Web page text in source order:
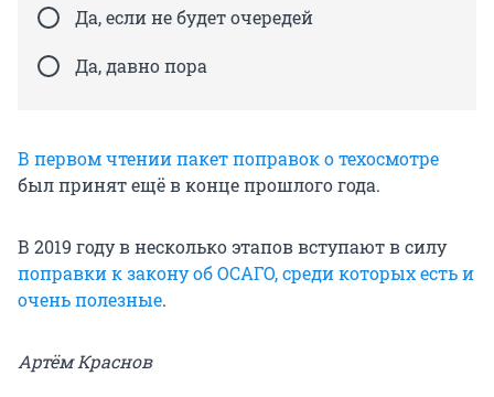
Да, если не будет очередей
Да, давно пора
В первом чтении пакет поправок о техосмотре
был принят ещё в конце прошлого года.
В 2019 году в несколько этапов вступают в силу
поправки к закону об ОСАГО, среди которых есть и
очень полезные.
Артём Краснов